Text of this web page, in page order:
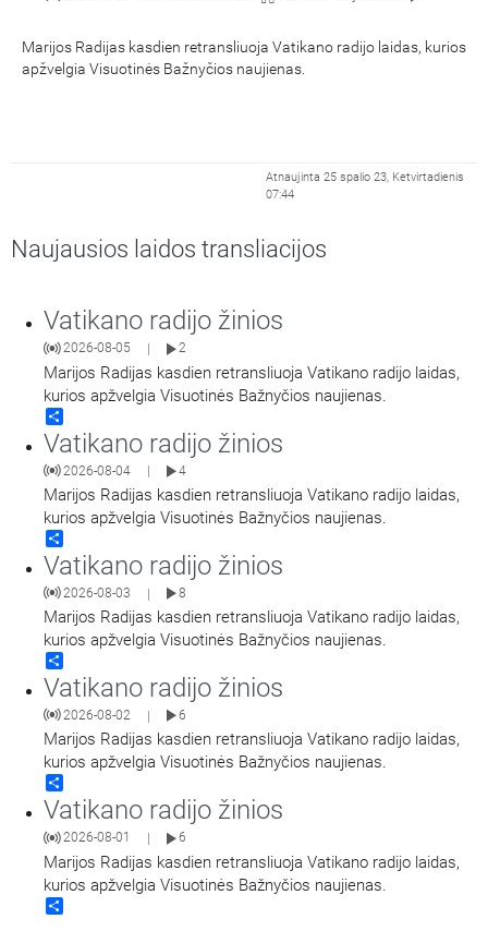
Marijos Radijas kasdien retransliuoja Vatikano radijo laidas, kurios
apžvelgia Visuotinės Bažnyčios naujienas.
Atnaujinta 25 spalio 23, Ketvirtadienis
07:44
Naujausios laidos transliacijos
Vatikano radijo žinios
2026-08-05 2
Marijos Radijas kasdien retransliuoja Vatikano radijo laidas,
kurios apžvelgia Visuotinės Bažnyčios naujienas.
Vatikano radijo žinios
2026-08-04 4
Marijos Radijas kasdien retransliuoja Vatikano radijo laidas,
kurios apžvelgia Visuotinės Bažnyčios naujienas.
Vatikano radijo žinios
2026-08-03 | 8
Marijos Radijas kasdien retransliuoja Vatikano radijo laidas,
kurios apžvelgia Visuotinės Bažnyčios naujienas.
Vatikano radijo žinios
2026-08-02 | 6
Marijos Radijas kasdien retransliuoja Vatikano radijo laidas,
kurios apžvelgia Visuotinės Bažnyčios naujienas.
Vatikano radijo žinios
2026-08-01 6
Marijos Radijas kasdien retransliuoja Vatikano radijo laidas,
kurios apžvelgia Visuotinės Bažnyčios naujienas.